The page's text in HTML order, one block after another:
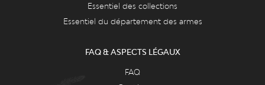
Essentiel des collections
Essentiel du département des armes
FAQ & ASPECTS LÉGAUX
FAQ